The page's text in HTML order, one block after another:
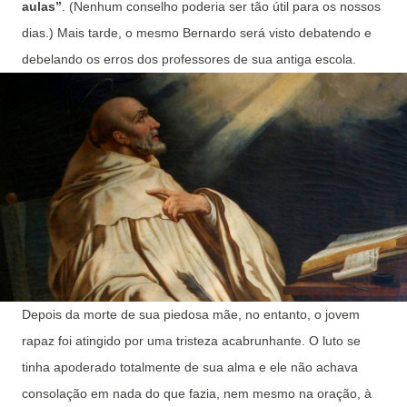
aulas” . (Nenhum conselho poderia ser tão útil para os nossos
dias.) Mais tarde, o mesmo Bernardo será visto debatendo e
debelando os erros dos professores de sua antiga escola.
Depois da morte de sua piedosa mãe, no entanto, o jovem
rapaz foi atingido por uma tristeza acabrunhante. O luto se
tinha apoderado totalmente de sua alma e ele não achava
consolação em nada do que fazia, nem mesmo na oração, à